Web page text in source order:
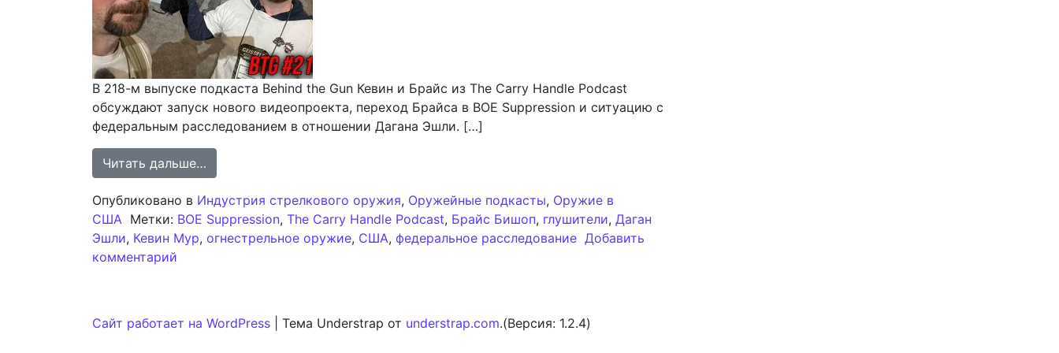
В 218-м выпуске подкаста Behind the Gun Кевин и Брайс из The Carry Handle Podcast
обсуждают запуск нового видеопроекта, переход Брайса в BOE Suppression и ситуацию с
федеральным расследованием в отношении Дагана Эшли. […]
Читать дальше…
Опубликовано в Индустрия стрелкового оружия, Оружейные подкасты, Оружие в
США Метки: BOE Suppression, The Carry Handle Podcast, Брайс Бишоп, глушители, Даган
Эшли, Кевин Мур, огнестрельное оружие, США, федеральное расследование Добавить
комментарий
Сайт работает на WordPress Тема Understrap от understrap.com.(Версия: 1.2.4)